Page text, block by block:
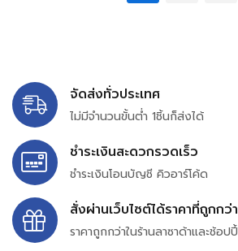
จัดส่งทั่วประเทศ
ไม่มีจำนวนขั้นต่ำ 1ชิ้นก็ส่งได้
ชำระเงินสะดวกรวดเร็ว
ชำระเงินโอนบัญชี คิวอาร์โค้ด
สั่งผ่านเว็บไซต์ได้ราคาที่ถูกกว่า
ราคาถูกกว่าในร้านลาซาด้าและช้อปปี้